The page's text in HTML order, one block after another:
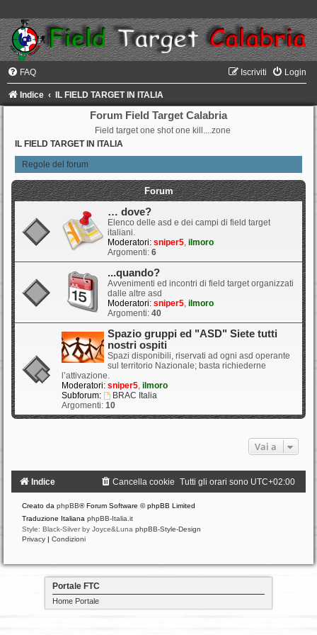
FAQ Login
Iscriviti
Indice IL FIELD TARGET IN ITALIA
Forum Field Target Calabria
Field target one shot one kill....zone
IL FIELD TARGET IN ITALIA
Regole del forum
Forum
… dove?
Elenco delle asd e dei campi di field target
italiani.
Moderatori: sniper5, ilmoro
Argomenti: 6
...quando?
Avvenimenti ed incontri di field target organizzati
dalle altre asd
Moderatori: sniper5, ilmoro
Argomenti: 40
Spazio gruppi ed "ASD" Siete tutti
nostri ospiti
Spazi disponibili, riservati ad ogni asd operante
sul territorio Nazionale; basta richiederne
l’attivazione.
Moderatori: sniper5, ilmoro
Subforum:
BRAC Italia
Argomenti: 10
Vai a
Indice Tutti gli orari sono UTC+02:00
Cancella cookie
Creato da phpBB® Forum Software © phpBB Limited
Traduzione Italiana phpBB-Italia.it
Style: Black-Silver by Joyce&Luna phpBB-Style-Design
Privacy | Condizioni
Portale FTC
Home Portale